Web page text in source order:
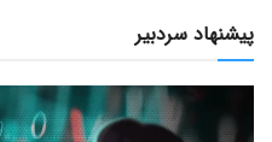
پیشنهاد سردبیر